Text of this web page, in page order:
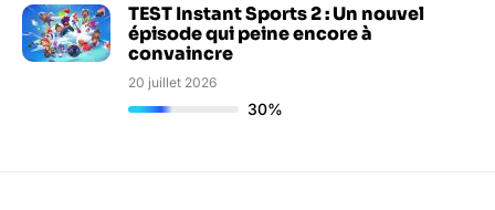
TEST Instant Sports 2 : Un nouvel
épisode qui peine encore à
convaincre
20 juillet 2026
30%